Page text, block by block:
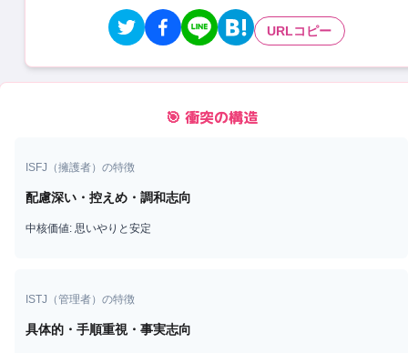
URLコピー
🎯 衝突の構造
ISFJ （擁護者）の特徴
配慮深い・控えめ・調和志向
中核価値: 思いやりと安定
ISTJ （管理者）の特徴
具体的・手順重視・事実志向